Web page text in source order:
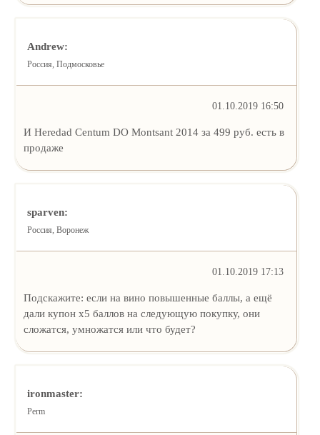
Andrew:
Россия, Подмосковье
01.10.2019 16:50
И Heredad Centum DO Montsant 2014 за 499 руб. есть в
продаже
sparven:
Россия, Воронеж
01.10.2019 17:13
Подскажите: если на вино повышенные баллы, а ещё
дали купон х5 баллов на следующую покупку, они
сложатся, умножатся или что будет?
ironmaster:
Perm